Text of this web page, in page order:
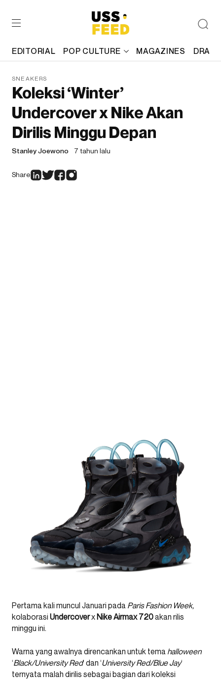
EDITORIAL POP CULTURE MAGAZINES
SNEAKERS
Koleksi ‘Winter’
Undercover x Nike Akan
Dirilis Minggu Depan
Stanley Joewono 7 tahun lalu
Share
Pertama kali muncul Januari pada Paris Fashion Week,
kolaborasi Undercoverx Nike Airmax 720akan rilis
minggu ini.
Warna yang awalnya direncankan untuk tema halloween
‘Black/University Red‘ dan ‘University Red/Blue Jay‘
ternyata malah dirilis sebagai bagian dari koleksi